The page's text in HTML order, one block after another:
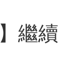
繼續